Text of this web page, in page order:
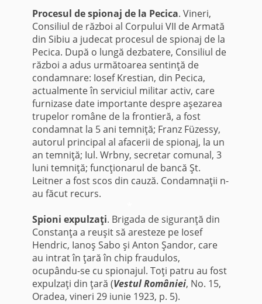
Procesul de spionaj de la Pecica. Vineri,
Consiliul de război al Corpului VII de Armată
din Sibiu a judecat procesul de spionaj de la
Pecica. După o lungă dezbatere, Consiliul de
război a adus următoarea sentinţă de
condamnare: Iosef Krestian, din Pecica,
actualmente în serviciul militar activ, care
furnizase date importante despre aşezarea
trupelor române de la frontieră, a fost
condamnat la 5 ani temniţă; Franz Füzessy,
autorul principal al afacerii de spionaj, la un
an temniţă; Iul. Wrbny, secretar comunal, 3
luni temniţă; funcţionarul de bancă Şt.
Leitner a fost scos din cauză. Condamnaţii n-
au făcut recurs.
Spioni expulzaţi. Brigada de siguranţă din
Constanţa a reuşit să aresteze pe Iosef
Hendric, Ianoş Sabo şi Anton Şandor, care
au intrat în ţară în chip fraudulos,
ocupându-se cu spionajul. Toţi patru au fost
expulzaţi din ţară (Vestul României, No. 15,
Oradea, vineri 29 iunie 1923, p. 5).